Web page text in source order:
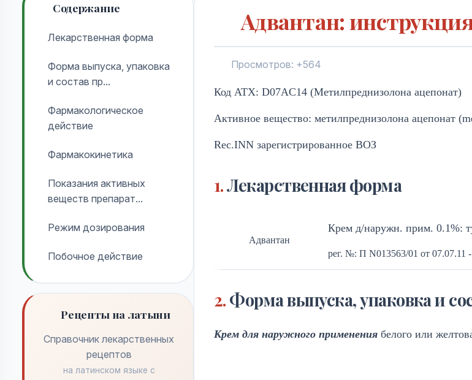
Содержание
Лекарственная форма
Форма выпуска, упаковка
и состав пр...
Фармакологическое
действие
Фармакокинетика
Показания активных
веществ препарат...
Режим дозирования
Побочное действие
Противопоказания к
беременности и кормл...
Применение у детей
Рецепты на латыни
Справочник лекарственных
рецептов
на латинском языке с
Адвантан:
Просмотров: +564
Код ATX: D07AC14 (Метилпреднизолона ацепонат)
Активное вещество: метилпреднизолона ацепонат
Rec.INN зарегистрированное ВОЗ
Лекарственная форма
Адвантан
Крем д/наружн. прим. 0.1%:
рег. №: П N013563/01 от 07.07.11
Форма выпуска, упаковка и
Крем для наружного применения белого или